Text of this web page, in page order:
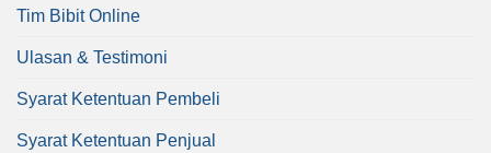
Tim Bibit Online
Ulasan & Testimoni
Syarat Ketentuan Pembeli
Syarat Ketentuan Penjual